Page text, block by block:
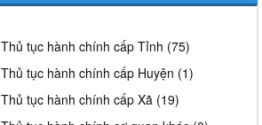
Thủ tục hành chính cấp Tỉnh (75)
Thủ tục hành chính cấp Huyện (1)
Thủ tục hành chính cấp Xã (19)